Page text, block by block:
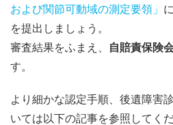
および関節可動域の測定要領」
を提出しましょう。
審査結果をふまえ、
自賠責保険
す。
より細かな認定手順、後遺障害
いては以下の記事を参照してくだ